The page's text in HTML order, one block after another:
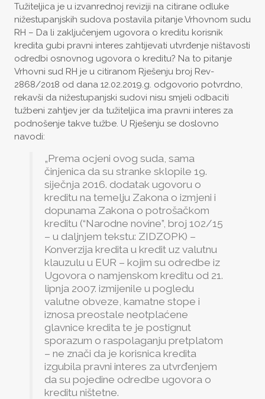
Tužiteljica je u izvanrednoj reviziji na citirane odluke
nižestupanjskih sudova postavila pitanje Vrhovnom sudu
RH – Da li zaključenjem ugovora o kreditu korisnik
kredita gubi pravni interes zahtijevati utvrđenje ništavosti
odredbi osnovnog ugovora o kreditu? Na to pitanje
Vrhovni sud RH je u citiranom Rješenju broj Rev-
2868/2018 od dana 12.02.2019.g. odgovorio potvrdno,
rekavši da nižestupanjski sudovi nisu smjeli odbaciti
tužbeni zahtjev jer da tužiteljica ima pravni interes za
podnošenje takve tužbe. U Rješenju se doslovno
navodi:
„Prema ocjeni ovog suda, sama
činjenica da su stranke sklopile 19.
siječnja 2016. dodatak ugovoru o
kreditu na temelju Zakona o izmjeni i
dopunama Zakona o potrošačkom
kreditu (“Narodne novine”, broj 102/15
– u daljnjem tekstu: ZIDZOPK) –
Konverzija kredita u kredit uz valutnu
klauzulu u EUR – kojim su odredbe iz
Ugovora o namjenskom kreditu od 21.
lipnja 2007. izmijenile u pogledu
valutne obveze, kamatne stope i
iznosa preostale neotplaćene
glavnice kredita te je postignut
sporazum o raspolaganju pretplatom
– ne znači da je korisnica kredita
izgubila pravni interes za utvrđenjem
da su pojedine odredbe ugovora o
kreditu ništetne.